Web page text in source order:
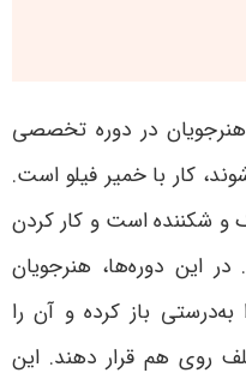
در دوره تخصصی
کار با خمیر فیلو است.
و شکننده است و کار کردن
این دوره‌ها، هنرجویان
باز کرده و آن را
روی هم قرار دهند. این